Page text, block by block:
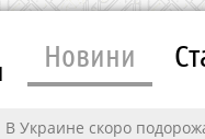
Новини
В Украине скоро